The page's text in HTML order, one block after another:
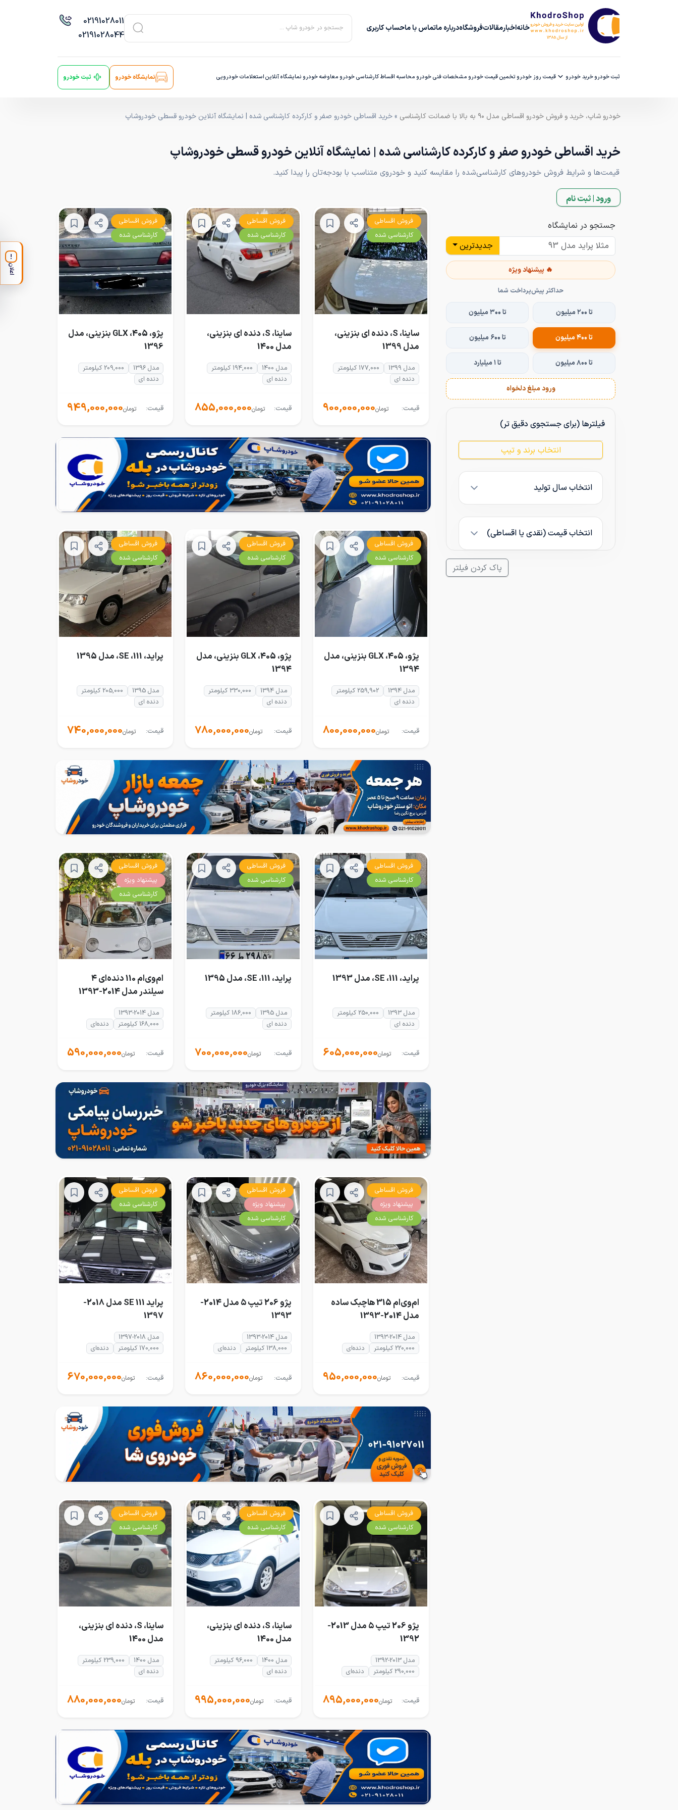
خانهاخبارمقالاتفروشگاهدرباره‌ ماتماس با ماحساب کاربری جستجو در خودرو شاپ ...
02191028011
02191028044
ثبت خودروخرید خودرو قیمت روز خودرو تخمین قیمت خودرو مشخصات فنی خودرو محاسبه اقساطکارشناسی خودرو معاوضه خودرو نمایشگاه آنلایناستعلامات خودرویی نمایشگاه خودرو ثبت خودرو
خودرو شاپ، خرید و فروش خودرو اقساطی مدل ۹۰ به بالا با ضمانت کارشناسی » خرید اقساطی خودرو صفر و کارکرده کارشناسی شده | نمایشگاه آنلاین خودرو قسطی خودروشاپ
خرید اقساطی خودرو صفر و کارکرده کارشناسی شده | نمایشگاه آنلاین خودرو قسطی خودروشاپ
قیمت‌ها و شرایط فروش خودروهای کارشناسی‌شده را مقایسه کنید و خودروی متناسب با بودجه‌تان را پیدا کنید.
ورود | ثبت نام
جستجو در نمایشگاه
جدیدترین
🔥 پیشنهاد ویژه
حداکثر پیش‌پرداخت شما
تا ۲۰۰ میلیون تا ۳۰۰ میلیون
تا ۴۰۰ میلیون تا ۶۰۰ میلیون
تا ۸۰۰ میلیون تا ۱ میلیارد
ورود مبلغ دلخواه
فیلترها (برای جستجوی دقیق تر)
انتخاب برند و تیپ
انتخاب سال تولید
انتخاب قیمت (نقدی یا اقساطی)
پاک کردن فیلتر
فروش اقساطی
کارشناسی شده
ساینا، S، دنده ای بنزینی،
مدل 1399
مدل 1399
177,000 کیلومتر
دنده ای
قیمت: 900,000,000تومان
فروش اقساطی
کارشناسی شده
ساینا، S، دنده ای بنزینی،
مدل 1400
مدل 1400
194,000 کیلومتر
دنده ای
قیمت: 855,000,000تومان
فروش اقساطی
کارشناسی شده
پژو، 405، GLX بنزینی، مدل
1396
مدل 1396
209,000 کیلومتر
دنده ای
قیمت: 949,000,000تومان
فروش اقساطی
کارشناسی شده
پژو، 405، GLX بنزینی، مدل
1394
مدل 1394
259,902 کیلومتر
دنده ای
قیمت: 800,000,000تومان
فروش اقساطی
کارشناسی شده
پژو، 405، GLX بنزینی، مدل
1394
مدل 1394
330,000 کیلومتر
دنده ای
قیمت: 780,000,000تومان
فروش اقساطی
کارشناسی شده
پراید، 111، SE، مدل 1395
مدل 1395
205,000 کیلومتر
دنده ای
قیمت: 740,000,000تومان
فروش اقساطی
کارشناسی شده
پراید، 111، SE، مدل 1393
مدل 1393
250,000 کیلومتر
دنده ای
قیمت: 605,000,000تومان
فروش اقساطی
کارشناسی شده
پراید، 111، SE، مدل 1395
مدل 1395
186,000 کیلومتر
دنده ای
قیمت: 700,000,000تومان
فروش اقساطی
پیشنهاد ویژه
کارشناسی شده
ام‌وی‌ام 110 دنده‌ای ۴
سیلندر مدل 2014-1393
مدل 2014-1393
168,000 کیلومتر
دنده‌ای
قیمت: 590,000,000تومان
فروش اقساطی
پیشنهاد ویژه
کارشناسی شده
ام‌وی‌ام 315 هاچبک ساده
مدل 2014-1393
مدل 2014-1393
220,000 کیلومتر
دنده‌ای
قیمت: 950,000,000تومان
فروش اقساطی
پیشنهاد ویژه
کارشناسی شده
پژو 206 تیپ ۵ مدل 2014-
1393
مدل 2014-1393
138,000 کیلومتر
دنده‌ای
قیمت: 860,000,000تومان
فروش اقساطی
کارشناسی شده
پراید 111 SE مدل 2018-
1397
مدل 2018-1397
170,000 کیلومتر
دنده‌ای
قیمت: 670,000,000تومان
فروش اقساطی
کارشناسی شده
پژو 206 تیپ ۵ مدل 2013-
1392
مدل 2013-1392
290,000 کیلومتر
دنده‌ای
قیمت: 895,000,000تومان
فروش اقساطی
کارشناسی شده
ساینا، S، دنده ای بنزینی،
مدل 1400
مدل 1400
96,000 کیلومتر
دنده ای
قیمت: 995,000,000تومان
فروش اقساطی
کارشناسی شده
ساینا، S، دنده ای بنزینی،
مدل 1400
مدل 1400
239,000 کیلومتر
دنده ای
قیمت: 880,000,000تومان
!
اعلان